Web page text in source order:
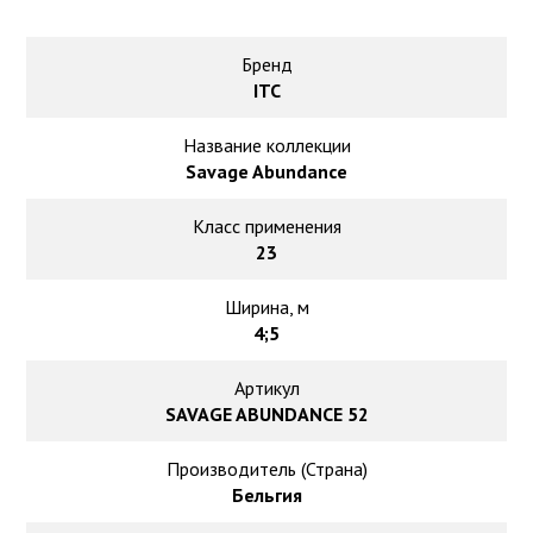
Ковролин под теплый пол
Бренд
ITC
Название коллекции
Savage Abundance
Класс применения
23
Ширина, м
4;5
Артикул
SAVAGE ABUNDANCE 52
Производитель (Страна)
Бельгия